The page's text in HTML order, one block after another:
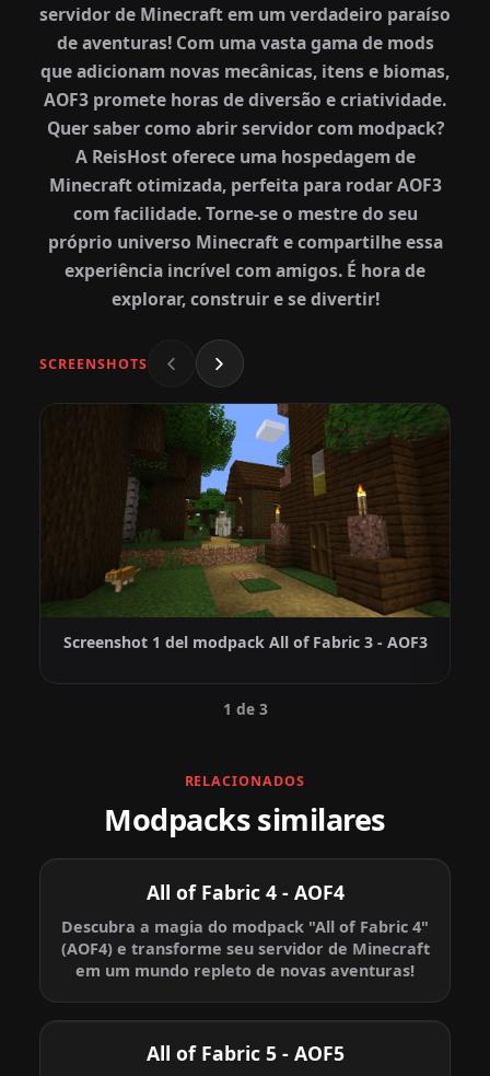
servidor de Minecraft em um verdadeiro paraíso
de aventuras! Com uma vasta gama de mods
que adicionam novas mecânicas, itens e biomas,
AOF3 promete horas de diversão e criatividade.
Quer saber como abrir servidor com modpack?
A ReisHost oferece uma hospedagem de
Minecraft otimizada, perfeita para rodar AOF3
com facilidade. Torne-se o mestre do seu
próprio universo Minecraft e compartilhe essa
experiência incrível com amigos. É hora de
explorar, construir e se divertir!
SCREENSHOTS
Screenshot 1 del modpack All of Fabric 3 - AOF3
1 de 3
RELACIONADOS
Modpacks similares
All of Fabric 4 - AOF4
Descubra a magia do modpack "All of Fabric 4"
(AOF4) e transforme seu servidor de Minecraft
em um mundo repleto de novas aventuras!
All of Fabric 5 - AOF5